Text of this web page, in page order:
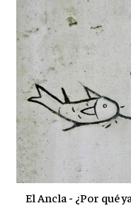
El Ancla - ¿Por qué